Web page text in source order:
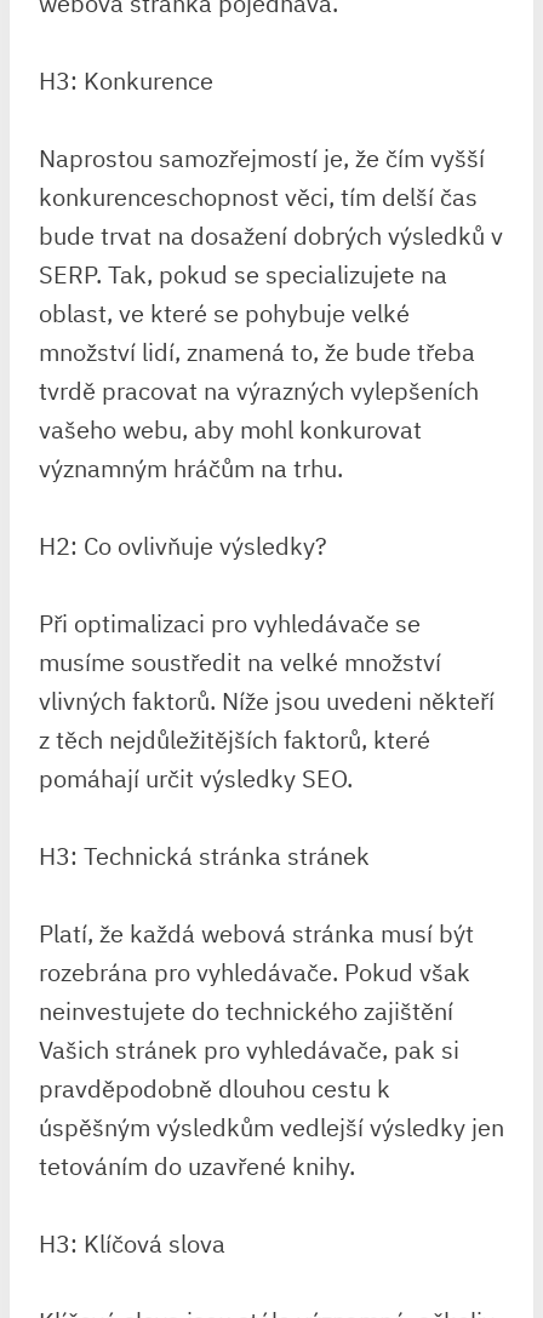
H3: Konkurence
Naprostou samozřejmostí je, že čím vyšší
konkurenceschopnost věci, tím delší čas
bude trvat na dosažení dobrých výsledků v
SERP. Tak, pokud se specializujete na
oblast, ve které se pohybuje velké
množství lidí, znamená to, že bude třeba
tvrdě pracovat na výrazných vylepšeních
vašeho webu, aby mohl konkurovat
významným hráčům na trhu.
H2: Co ovlivňuje výsledky?
Při optimalizaci pro vyhledávače se
musíme soustředit na velké množství
vlivných faktorů. Níže jsou uvedeni někteří
z těch nejdůležitějších faktorů, které
pomáhají určit výsledky SEO.
H3: Technická stránka stránek
Platí, že každá webová stránka musí být
rozebrána pro vyhledávače. Pokud však
neinvestujete do technického zajištění
Vašich stránek pro vyhledávače, pak si
pravděpodobně dlouhou cestu k
úspěšným výsledkům vedlejší výsledky jen
tetováním do uzavřené knihy.
H3: Klíčová slova